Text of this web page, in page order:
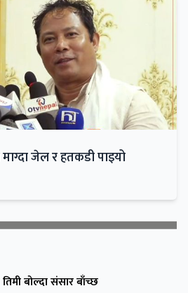
जेल र हतकडी पाइयो
तिमी बोल्दा संसार बाँच्छ